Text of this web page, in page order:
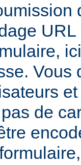
Vous
de